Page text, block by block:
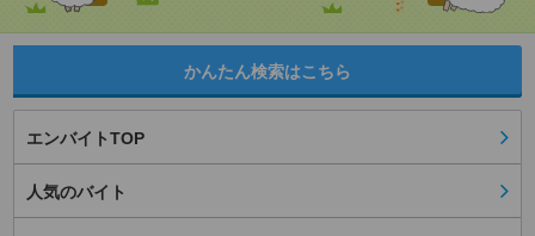
かんたん検索はこちら
エンバイトTOP
人気のバイト